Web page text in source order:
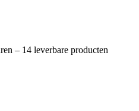
– 14 leverbare producten